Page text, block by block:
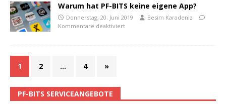
Warum hat PF-BITS keine eigene App?
Donnerstag, 20. Juni 2019
Besim Karadeniz
Kommentare deaktiviert
1 2 … 4 »
PF-BITS SERVICEANGEBOTE